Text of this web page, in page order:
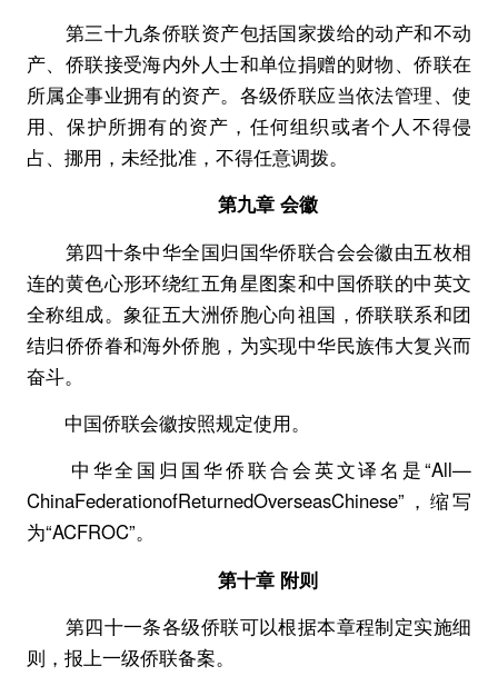
第三十九条侨联资产包括国家拨给的动产和不动
产、侨联接受海内外人士和单位捐赠的财物、侨联在
所属企事业拥有的资产。各级侨联应当依法管理、使
用、保护所拥有的资产，任何组织或者个人不得侵
占、挪用，未经批准，不得任意调拨。
第九章 会徽
第四十条中华全国归国华侨联合会会徽由五枚相
连的黄色心形环绕红五角星图案和中国侨联的中英文
全称组成。象征五大洲侨胞心向祖国，侨联联系和团
结归侨侨眷和海外侨胞，为实现中华民族伟大复兴而
奋斗。
中国侨联会徽按照规定使用。
中华全国归国华侨联合会英文译名是“All—
ChinaFederationofReturnedOverseasChinese”，缩写
为“ACFROC”。
第十章 附则
第四十一条各级侨联可以根据本章程制定实施细
则，报上一级侨联备案。